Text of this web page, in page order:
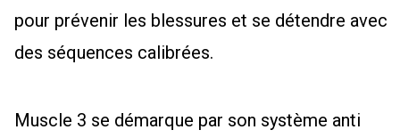
pour prévenir les blessures et se détendre avec
des séquences calibrées.
Muscle 3 se démarque par son système anti